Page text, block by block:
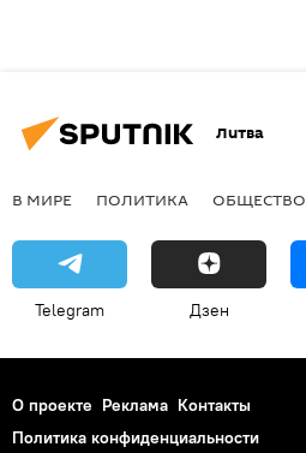
Литва
В МИРЕ ПОЛИТИКА ОБЩЕСТВО
Telegram Дзен
О проекте Реклама Контакты
Политика конфиденциальности